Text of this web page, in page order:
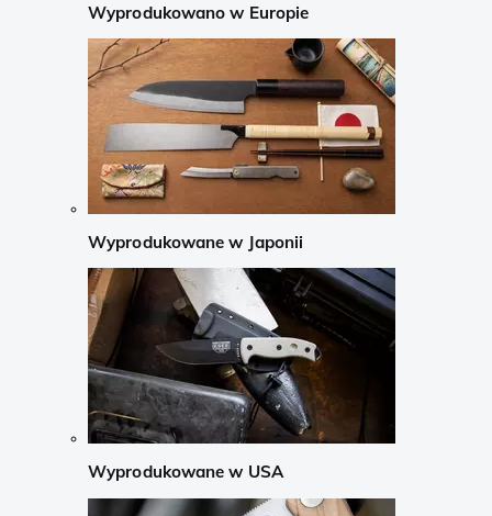
Wyprodukowano w Europie
Wyprodukowane w Japonii
Wyprodukowane w USA